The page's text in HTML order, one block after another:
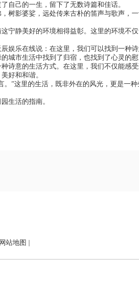
自己的一生，留下了无数诗篇和佳话。
树影婆娑，远处传来古朴的笛声与歌声，
宁静美好的环境相得益彰。这里的环境不
辰娱乐在线说：在这里，我们可以找到一
城市生活中找到了归宿，也找到了心灵的慰
诗意的生活方式。在这里，我们不仅能感
好和和谐。
”这里的生活，既非外在的风光，更是
生活的指南。
网站地图